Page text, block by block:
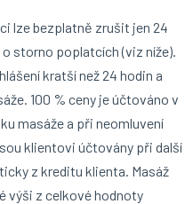
lze bezplatně zrušit jen 24
storno poplatcích (viz níže).
kratší než 24 hodin a
100 % ceny je účtováno v
masáže a při neomluvení
klientovi účtovány při další
z kreditu klienta. Masáž
výši z celkové hodnoty